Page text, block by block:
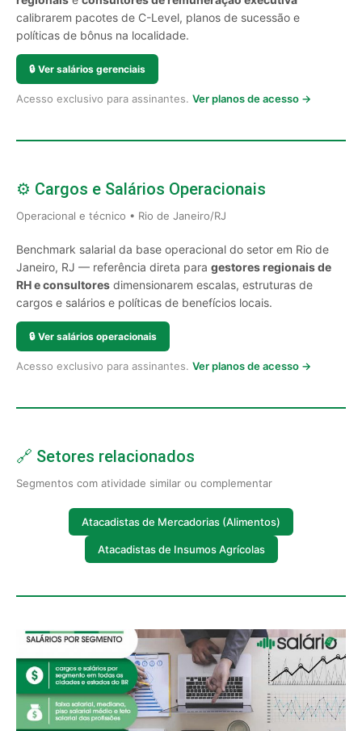
calibrarem pacotes de C-Level, planos de sucessão e
políticas de bônus na localidade.
🔒 Ver salários gerenciais
Acesso exclusivo para assinantes. Ver planos de acesso →
⚙️ Cargos e Salários Operacionais
Operacional e técnico • Rio de Janeiro/RJ
Benchmark salarial da base operacional do setor em Rio de
Janeiro, RJ — referência direta para gestores regionais de
RH e consultores dimensionarem escalas, estruturas de
cargos e salários e políticas de benefícios locais.
🔒 Ver salários operacionais
Acesso exclusivo para assinantes. Ver planos de acesso →
🔗 Setores relacionados
Segmentos com atividade similar ou complementar
Atacadistas de Mercadorias (Alimentos)
Atacadistas de Insumos Agrícolas